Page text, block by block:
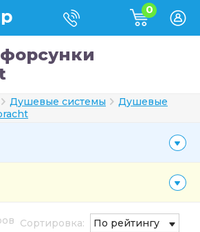
0
Душевые системы
Душевые
Сортировка: По рейтингу